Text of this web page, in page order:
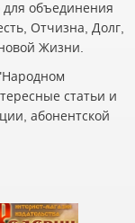
объединения
Отчизна, Долг,
Жизни.
статьи и
абонентской